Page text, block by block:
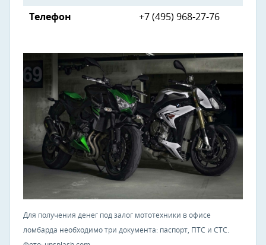
Телефон +7 (495) 968-27-76
Для получения денег под залог мототехники в офисе
ломбарда необходимо три документа: паспорт, ПТС и СТС.